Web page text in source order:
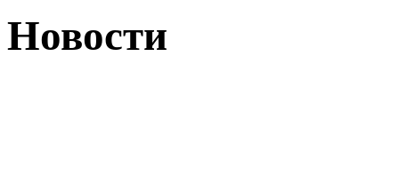
Новости